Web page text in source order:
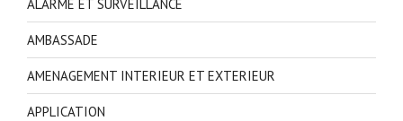
ALARME ET SURVEILLANCE
AMBASSADE
AMENAGEMENT INTERIEUR ET EXTERIEUR
APPLICATION